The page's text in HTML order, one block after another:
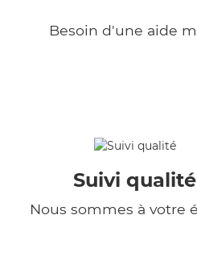
Besoin d'une aide
Suivi qualité
Nous sommes à votre